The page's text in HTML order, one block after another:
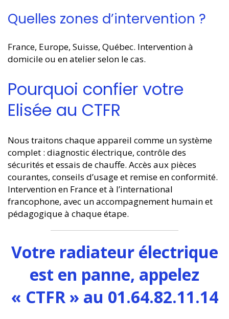
Quelles zones d’intervention ?
France, Europe, Suisse, Québec. Intervention à
domicile ou en atelier selon le cas.
Pourquoi confier votre
Elisée au CTFR
Nous traitons chaque appareil comme un système
complet : diagnostic électrique, contrôle des
sécurités et essais de chauffe. Accès aux pièces
courantes, conseils d’usage et remise en conformité.
Intervention en France et à l’international
francophone, avec un accompagnement humain et
pédagogique à chaque étape.
Votre radiateur électrique
est en panne, appelez
« CTFR » au 01.64.82.11.14